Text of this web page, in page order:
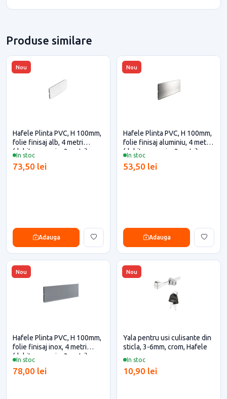
Produse similare
Nou
In stoc
Hafele Plinta PVC, H 100mm,
folie finisaj alb, 4 metri
(debitare maxim 3 metri)
eficiente
73,50 lei
Adauga
Nou
In stoc
Hafele Plinta PVC, H 100mm,
folie finisaj aluminiu, 4 metri
(debitare maxim 3 metri)
eficiente
53,50 lei
Adauga
Nou
In stoc
Hafele Plinta PVC, H 100mm,
folie finisaj inox, 4 metri
(debitare maxim 3 metri)
eficiente
78,00 lei
Nou
In stoc
Yala pentru usi culisante din
sticla, 3-6mm, crom, Hafele
10,90 lei